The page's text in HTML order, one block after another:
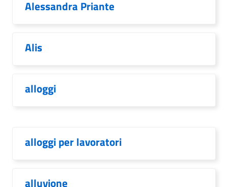
Alessandra Priante
Alis
alloggi
alloggi per lavoratori
alluvione